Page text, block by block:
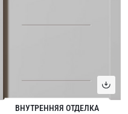
ВНУТРЕННЯЯ ОТДЕЛКА